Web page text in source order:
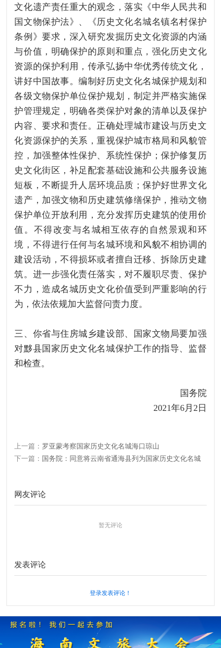
文化遗产责任重大的观念，落实《中华人民共和
国文物保护法》、《历史文化名城名镇名村保护
条例》要求，深入研究发掘历史文化资源的内涵
与价值，明确保护的原则和重点，强化历史文化
资源的保护利用，传承弘扬中华优秀传统文化，
讲好中国故事。编制好历史文化名城保护规划和
各级文物保护单位保护规划，制定并严格实施保
护管理规定，明确各类保护对象的清单以及保护
内容、要求和责任。正确处理城市建设与历史文
化资源保护的关系，重视保护城市格局和风貌管
控，加强整体性保护、系统性保护；保护修复历
史文化街区，补足配套基础设施和公共服务设施
短板，不断提升人居环境品质；保护好世界文化
遗产，加强文物和历史建筑修缮保护，推动文物
保护单位开放利用，充分发挥历史建筑的使用价
值。不得改变与名城相互依存的自然景观和环
境，不得进行任何与名城环境和风貌不相协调的
建设活动，不得损坏或者擅自迁移、拆除历史建
筑。进一步强化责任落实，对不履职尽责、保护
不力，造成名城历史文化价值受到严重影响的行
为，依法依规加大监督问责力度。
三、你省与住房城乡建设部、国家文物局要加强
对黟县国家历史文化名城保护工作的指导、监督
和检查。
国务院
2021年6月2日
上一篇： 罗亚蒙考察国家历史文化名城海口琼山
下一篇： 国务院：同意将云南省通海县列为国家历史文化名城
网友评论
暂无评论
发表评论
登录发表评论！